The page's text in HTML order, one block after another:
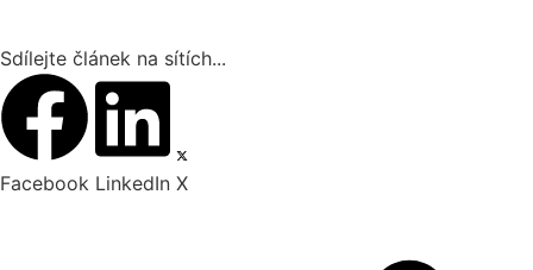
Sdílejte článek na sítích...
Facebook LinkedIn X